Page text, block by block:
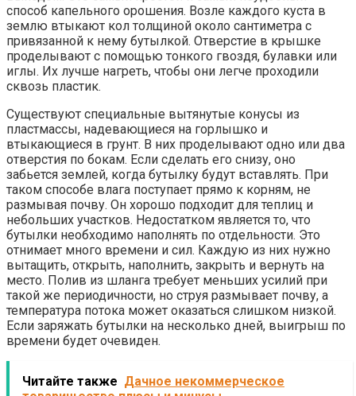
способ капельного орошения. Возле каждого куста в
землю втыкают кол толщиной около сантиметра с
привязанной к нему бутылкой. Отверстие в крышке
проделывают с помощью тонкого гвоздя, булавки или
иглы. Их лучше нагреть, чтобы они легче проходили
сквозь пластик.
Существуют специальные вытянутые конусы из
пластмассы, надевающиеся на горлышко и
втыкающиеся в грунт. В них проделывают одно или два
отверстия по бокам. Если сделать его снизу, оно
забьется землей, когда бутылку будут вставлять. При
таком способе влага поступает прямо к корням, не
размывая почву. Он хорошо подходит для теплиц и
небольших участков. Недостатком является то, что
бутылки необходимо наполнять по отдельности. Это
отнимает много времени и сил. Каждую из них нужно
вытащить, открыть, наполнить, закрыть и вернуть на
место. Полив из шланга требует меньших усилий при
такой же периодичности, но струя размывает почву, а
температура потока может оказаться слишком низкой.
Если заряжать бутылки на несколько дней, выигрыш по
времени будет очевиден.
Читайте также Дачное некоммерческое